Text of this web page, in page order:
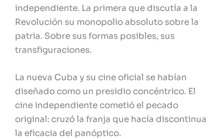
independiente. La primera que discutía a la
Revolución su monopolio absoluto sobre la
patria. Sobre sus formas posibles, sus
transfiguraciones.
La nueva Cuba y su cine oficial se habían
diseñado como un presidio concéntrico. El
cine independiente cometió el pecado
original: cruzó la franja que hacía discontinua
la eficacia del panóptico.